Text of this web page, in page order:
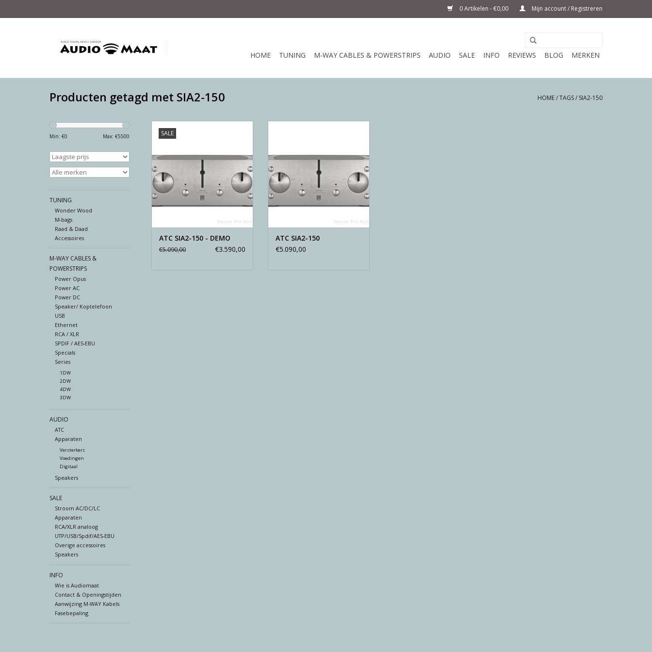
0 Artikelen - €0,00 Mijn account / Registreren
HOME TUNING M-WAY CABLES & POWERSTRIPS AUDIO SALE INFO REVIEWS BLOG MERKEN
Producten getagd met SIA2-150 HOME/TAGS/ SIA2-150
Min: €0 Max: €5500
TUNING
Wonder Wood
M-bags
Raad & Daad
Accessoires
M-WAY CABLES &
POWERSTRIPS
Power Opus
Power AC
Power DC
Speaker/ Koptelefoon
USB
Ethernet
RCA / XLR
SPDIF / AES-EBU
Specials
Series
1DW
2DW
4DW
3DW
AUDIO
ATC
Apparaten
Versterkers
Voedingen
Digitaal
Speakers
SALE
Stroom AC/DC/LC
Apparaten
RCA/XLR analoog
UTP/USB/Spdif/AES-EBU
Overige accessoires
Speakers
INFO
Wie is Audiomaat
Contact & Openingstijden
Aanwijzing M-WAY Kabels
Fasebepaling
SALE
geïntegreerde versterker. 150w
TOEVOEGEN AAN WINKELWAGEN
ATC SIA2-150 - DEMO
€5.090,00 €3.590,00
TOEVOEGEN AAN WINKELWAGEN
ATC SIA2-150
€5.090,00